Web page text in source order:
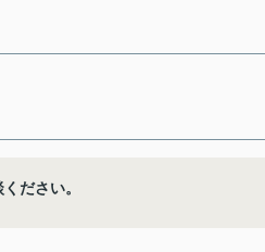
ださい。